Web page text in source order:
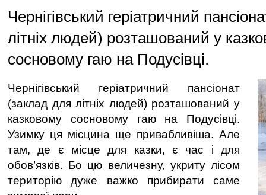
Чернігівський геріатричний
літніх людей) розташований у
сосновому гаю на Подусівці.
Чернігівський геріатричний пансіонат
(заклад для літніх людей) розташований у
казковому сосновому гаю на Подусівці.
Узимку ця місцина ще привабливіша. Але
там, де є місце для казки, є час і для
обов’язків. Бо цю величезну, укриту лісом
територію дуже важко прибирати саме